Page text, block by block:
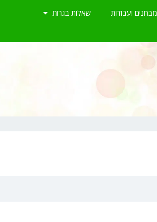
מבחנים ועבודות
שאלות בגרות